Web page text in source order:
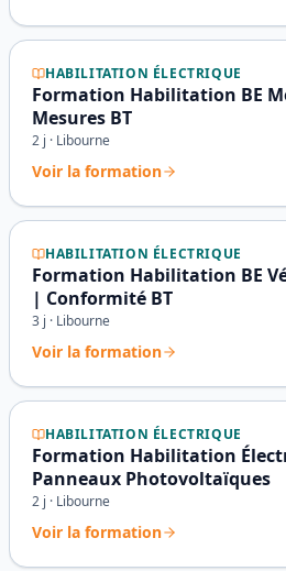
HABILITATION ÉLECTRIQUE
Formation Habilitation BE
Mesures BT
2 j · Libourne
Voir la formation
HABILITATION ÉLECTRIQUE
Formation Habilitation BE
| Conformité BT
3 j · Libourne
Voir la formation
HABILITATION ÉLECTRIQUE
Formation Habilitation
Panneaux Photovoltaïques
2 j · Libourne
Voir la formation